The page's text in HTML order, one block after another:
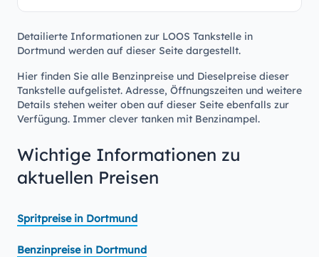
Detailierte Informationen zur LOOS Tankstelle in
Dortmund werden auf dieser Seite dargestellt.
Hier finden Sie alle Benzinpreise und Dieselpreise dieser
Tankstelle aufgelistet. Adresse, Öffnungszeiten und weitere
Details stehen weiter oben auf dieser Seite ebenfalls zur
Verfügung. Immer clever tanken mit Benzinampel.
Wichtige Informationen zu
aktuellen Preisen
Spritpreise in Dortmund
Benzinpreise in Dortmund